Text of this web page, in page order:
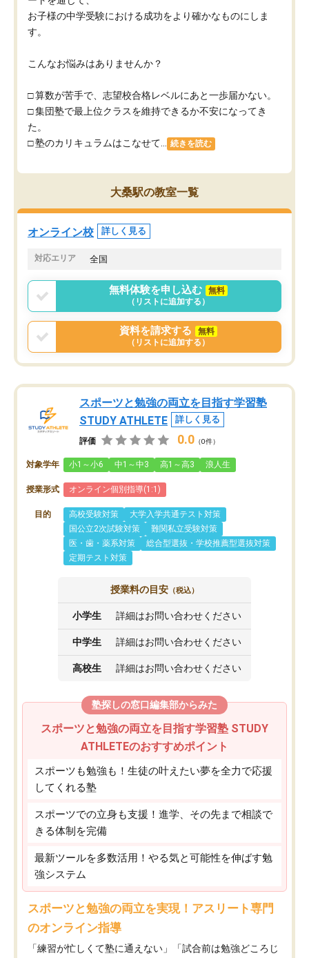
お子様の中学受験における成功をより確かなものにしま
す。
こんなお悩みはありませんか？
□ 算数が苦手で、志望校合格レベルにあと一歩届かない。
□ 集団塾で最上位クラスを維持できるか不安になってき
た。
□ 塾のカリキュラムはこなせて...
続きを読む
大桑駅の教室一覧
オンライン校 詳しく見る
対応エリア 全国
無料体験を申し込む
無料
（リストに追加する）
資料を請求する
無料
（リストに追加する）
スポーツと勉強の両立を目指す学習塾
STUDY ATHLETE
詳しく見る
評価 0.0 （0件）
対象学年 小1～小6 中1～中3 高1～高3 浪人生
授業形式 オンライン個別指導(1:1)
目的 高校受験対策
大学入学共通テスト対策
国公立2次試験対策
難関私立受験対策
医・歯・薬系対策
総合型選抜・学校推薦型選抜対策
定期テスト対策
授業料の目安 （税込）
小学生 詳細はお問い合わせください
中学生 詳細はお問い合わせください
高校生 詳細はお問い合わせください
塾探しの窓口編集部からみた
スポーツと勉強の両立を目指す学習塾 STUDY
ATHLETEのおすすめポイント
スポーツも勉強も！生徒の叶えたい夢を全力で応援
してくれる塾
スポーツでの立身も支援！進学、その先まで相談で
きる体制を完備
最新ツールを多数活用！やる気と可能性を伸ばす勉
強システム
スポーツと勉強の両立を実現！アスリート専門
のオンライン指導
「練習が忙しくて塾に通えない」「試合前は勉強どころじ